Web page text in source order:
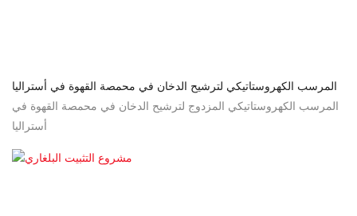
المرسب الكهروستاتيكي لترشيح الدخان في محمصة القهوة في أستراليا
المرسب الكهروستاتيكي المزدوج لترشيح الدخان في محمصة القهوة في
أستراليا